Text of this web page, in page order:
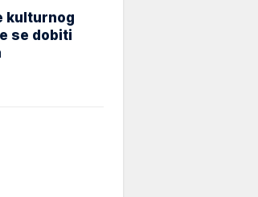
kulturnog
se dobiti